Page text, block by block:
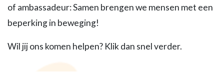
of ambassadeur: Samen brengen we mensen met een
beperking in beweging!
Wil jij ons komen helpen? Klik dan snel verder.